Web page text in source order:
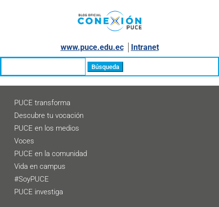
www.puce.edu.ec│ Intranet
PUCE transforma
Descubre tu vocación
PUCE en los medios
Voces
PUCE en la comunidad
Vida en campus
#SoyPUCE
PUCE investiga